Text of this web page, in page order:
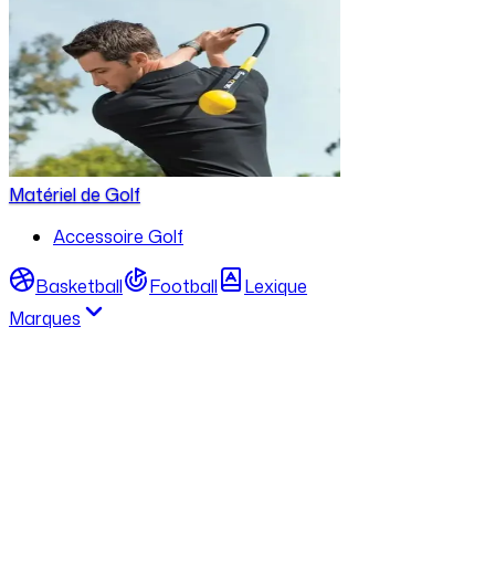
Matériel de Golf
Accessoire Golf
Basketball Football
Lexique
Marques